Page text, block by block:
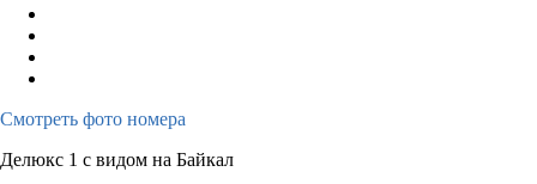
Смотреть фото номера
Делюкс 1 с видом на Байкал